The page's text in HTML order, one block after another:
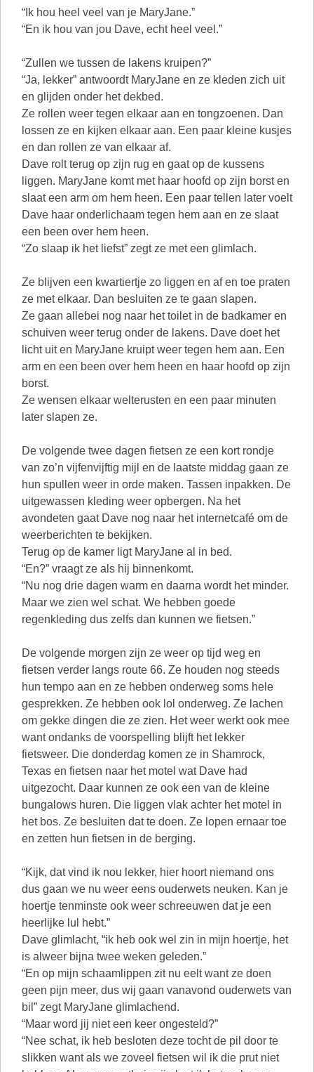
“Ik hou heel veel van je MaryJane.”
“En ik hou van jou Dave, echt heel veel.”
“Zullen we tussen de lakens kruipen?”
“Ja, lekker” antwoordt MaryJane en ze kleden zich uit
en glijden onder het dekbed.
Ze rollen weer tegen elkaar aan en tongzoenen. Dan
lossen ze en kijken elkaar aan. Een paar kleine kusjes
en dan rollen ze van elkaar af.
Dave rolt terug op zijn rug en gaat op de kussens
liggen. MaryJane komt met haar hoofd op zijn borst en
slaat een arm om hem heen. Een paar tellen later voelt
Dave haar onderlichaam tegen hem aan en ze slaat
een been over hem heen.
“Zo slaap ik het liefst” zegt ze met een glimlach.
Ze blijven een kwartiertje zo liggen en af en toe praten
ze met elkaar. Dan besluiten ze te gaan slapen.
Ze gaan allebei nog naar het toilet in de badkamer en
schuiven weer terug onder de lakens. Dave doet het
licht uit en MaryJane kruipt weer tegen hem aan. Een
arm en een been over hem heen en haar hoofd op zijn
borst.
Ze wensen elkaar welterusten en een paar minuten
later slapen ze.
De volgende twee dagen fietsen ze een kort rondje
van zo’n vijfenvijftig mijl en de laatste middag gaan ze
hun spullen weer in orde maken. Tassen inpakken. De
uitgewassen kleding weer opbergen. Na het
avondeten gaat Dave nog naar het internetcafé om de
weerberichten te bekijken.
Terug op de kamer ligt MaryJane al in bed.
“En?” vraagt ze als hij binnenkomt.
“Nu nog drie dagen warm en daarna wordt het minder.
Maar we zien wel schat. We hebben goede
regenkleding dus zelfs dan kunnen we fietsen.”
De volgende morgen zijn ze weer op tijd weg en
fietsen verder langs route 66. Ze houden nog steeds
hun tempo aan en ze hebben onderweg soms hele
gesprekken. Ze hebben ook lol onderweg. Ze lachen
om gekke dingen die ze zien. Het weer werkt ook mee
want ondanks de voorspelling blijft het lekker
fietsweer. Die donderdag komen ze in Shamrock,
Texas en fietsen naar het motel wat Dave had
uitgezocht. Daar kunnen ze ook een van de kleine
bungalows huren. Die liggen vlak achter het motel in
het bos. Ze besluiten dat te doen. Ze lopen ernaar toe
en zetten hun fietsen in de berging.
“Kijk, dat vind ik nou lekker, hier hoort niemand ons
dus gaan we nu weer eens ouderwets neuken. Kan je
hoertje tenminste ook weer schreeuwen dat je een
heerlijke lul hebt.”
Dave glimlacht, “ik heb ook wel zin in mijn hoertje, het
is alweer bijna twee weken geleden.”
“En op mijn schaamlippen zit nu eelt want ze doen
geen pijn meer, dus wij gaan vanavond ouderwets van
bil” zegt MaryJane glimlachend.
“Maar word jij niet een keer ongesteld?”
“Nee schat, ik heb besloten deze tocht de pil door te
slikken want als we zoveel fietsen wil ik die prut niet